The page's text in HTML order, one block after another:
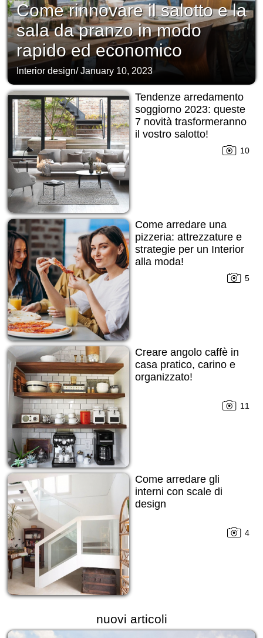
Come rinnovare il salotto e la
sala da pranzo in modo
rapido ed economico
Interior design/January 10, 2023
Tendenze arredamento
soggiorno 2023: queste
7 novità trasformeranno
il vostro salotto!
10
Come arredare una
pizzeria: attrezzature e
strategie per un Interior
alla moda!
5
Creare angolo caffè in
casa pratico, carino e
organizzato!
11
Come arredare gli
interni con scale di
design
4
nuovi articoli